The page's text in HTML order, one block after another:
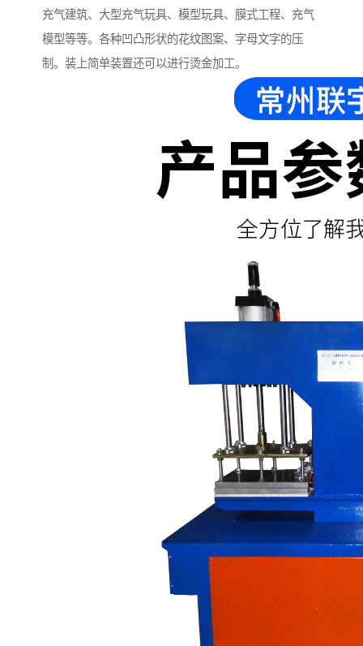
充气建筑、大型充气玩具、模型玩具、膜式工程、充气
模型等等。各种凹凸形状的花纹图案、字母文字的压
制。装上简单装置还可以进行烫金加工。